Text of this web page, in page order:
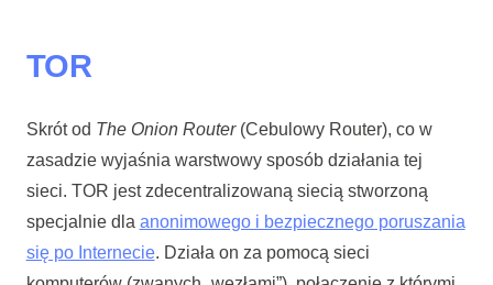
TOR
Skrót od The Onion Router(Cebulowy Router), co w
zasadzie wyjaśnia warstwowy sposób działania tej
sieci. TOR jest zdecentralizowaną siecią stworzoną
specjalnie dla anonimowego i bezpiecznego poruszania
się po Internecie. Działa on za pomocą sieci